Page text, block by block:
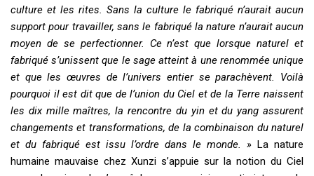
culture et les rites. Sans la culture le fabriqué n’aurait aucun
support pour travailler, sans le fabriqué la nature n’aurait aucun
moyen de se perfectionner. Ce n’est que lorsque naturel et
fabriqué s’unissent que le sage atteint à une renommée unique
et que les œuvres de l’univers entier se parachèvent. Voilà
pourquoi il est dit que de l’union du Ciel et de la Terre naissent
les dix mille maîtres, la rencontre du yin et du yang assurent
changements et transformations, de la combinaison du naturel
et du fabriqué est issu l’ordre dans le monde. » La nature
humaine mauvaise chez Xunzi s’appuie sur la notion du Ciel